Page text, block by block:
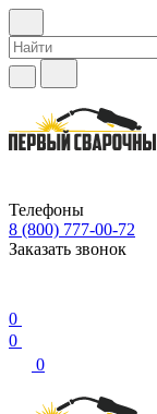
Телефоны
8 (800) 777-00-72
Заказать звонок
0
0
0